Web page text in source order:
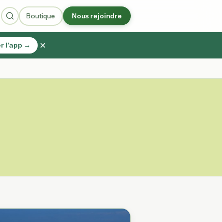
Boutique Nous rejoindre
l'app → ×